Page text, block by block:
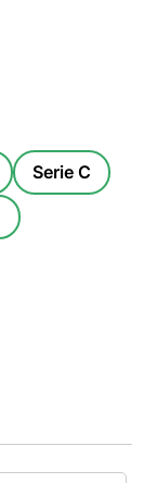
Serie C